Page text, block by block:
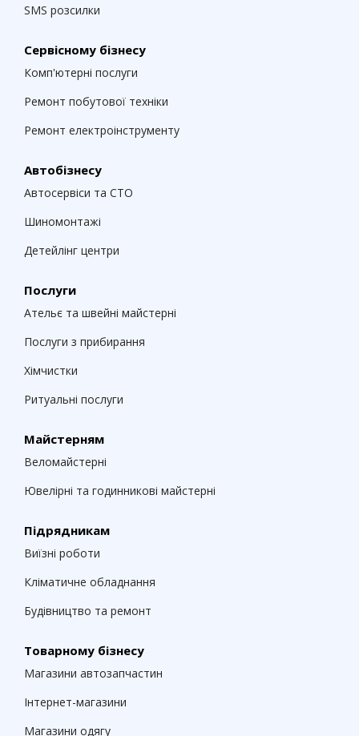
SMS розсилки
Сервісному бізнесу
Комп'ютерні послуги
Ремонт побутової техніки
Ремонт електроінструменту
Автобізнесу
Автосервіси та СТО
Шиномонтажі
Детейлінг центри
Послуги
Ательє та швейні майстерні
Послуги з прибирання
Хімчистки
Ритуальні послуги
Майстерням
Веломайстерні
Ювелірні та годинникові майстерні
Підрядникам
Виїзні роботи
Кліматичне обладнання
Будівництво та ремонт
Товарному бізнесу
Магазини автозапчастин
Інтернет-магазини
Магазини одягу